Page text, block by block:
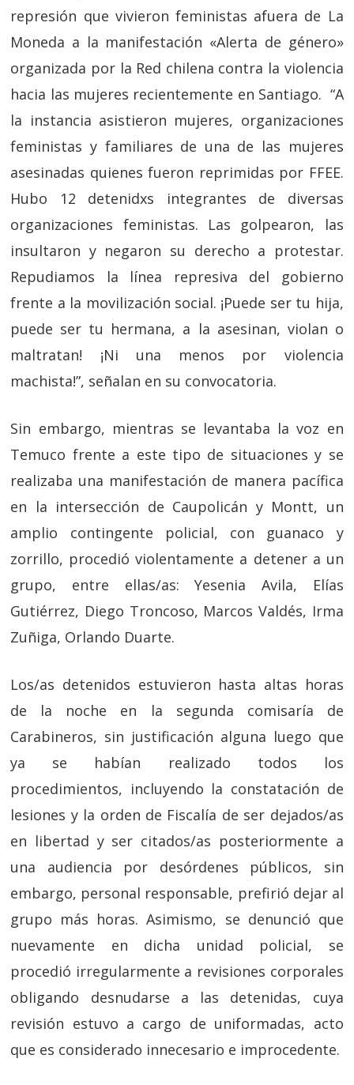
represión que vivieron feministas afuera de La
Moneda a la manifestación «Alerta de género»
organizada por la Red chilena contra la violencia
hacia las mujeres recientemente en Santiago. “A
la instancia asistieron mujeres, organizaciones
feministas y familiares de una de las mujeres
asesinadas quienes fueron reprimidas por FFEE.
Hubo 12 detenidxs integrantes de diversas
organizaciones feministas. Las golpearon, las
insultaron y negaron su derecho a protestar.
Repudiamos la línea represiva del gobierno
frente a la movilización social. ¡Puede ser tu hija,
puede ser tu hermana, a la asesinan, violan o
maltratan! ¡Ni una menos por violencia
machista!”, señalan en su convocatoria.
Sin embargo, mientras se levantaba la voz en
Temuco frente a este tipo de situaciones y se
realizaba una manifestación de manera pacífica
en la intersección de Caupolicán y Montt, un
amplio contingente policial, con guanaco y
zorrillo, procedió violentamente a detener a un
grupo, entre ellas/as: Yesenia Avila, Elías
Gutiérrez, Diego Troncoso, Marcos Valdés, Irma
Zuñiga, Orlando Duarte.
Los/as detenidos estuvieron hasta altas horas
de la noche en la segunda comisaría de
Carabineros, sin justificación alguna luego que
ya se habían realizado todos los
procedimientos, incluyendo la constatación de
lesiones y la orden de Fiscalía de ser dejados/as
en libertad y ser citados/as posteriormente a
una audiencia por desórdenes públicos, sin
embargo, personal responsable, prefirió dejar al
grupo más horas. Asimismo, se denunció que
nuevamente en dicha unidad policial, se
procedió irregularmente a revisiones corporales
obligando desnudarse a las detenidas, cuya
revisión estuvo a cargo de uniformadas, acto
que es considerado innecesario e improcedente.